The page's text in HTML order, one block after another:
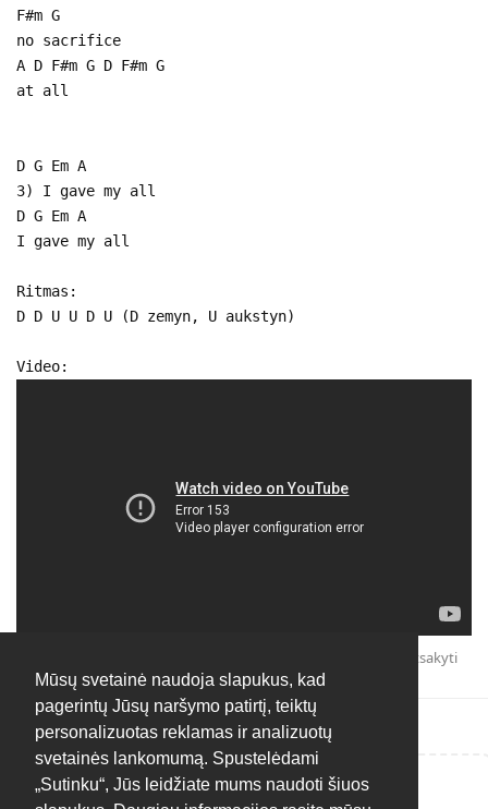
Mūsų svetainė naudoja slapukus, kad
pagerintų Jūsų naršymo patirtį, teiktų
personalizuotas reklamas ir analizuotų
svetainės lankomumą. Spustelėdami
„Sutinku“, Jūs leidžiate mums naudoti šiuos
F#m G
no sacrifice
A D F#m G D F#m G
at all
D G Em A
3) I gave my all
D G Em A
I gave my all
Ritmas:
D D U U D U (D zemyn, U aukstyn)
Video:
Atsakyti
Rašyti atsakymą...